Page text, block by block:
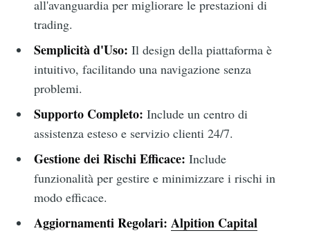
all'avanguardia per migliorare le prestazioni di
trading.
Semplicità d'Uso: Il design della piattaforma è
intuitivo, facilitando una navigazione senza
problemi.
Supporto Completo: Include un centro di
assistenza esteso e servizio clienti 24/7.
Gestione dei Rischi Efficace: Include
funzionalità per gestire e minimizzare i rischi in
modo efficace.
Aggiornamenti Regolari: Alpition Capital